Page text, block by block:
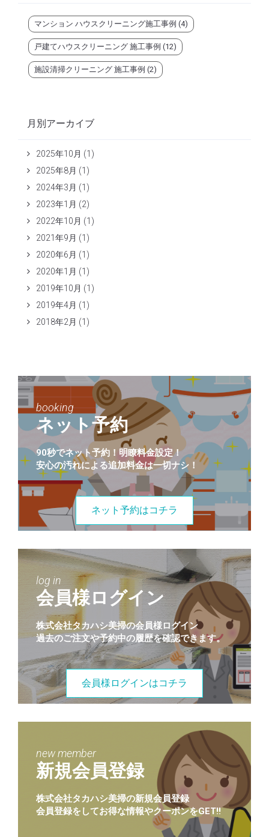
マンション ハウスクリーニング施工事例 (4)
戸建てハウスクリーニング 施工事例 (12)
施設清掃クリーニング 施工事例 (2)
月別アーカイブ
2025年10月 (1)
2025年8月 (1)
2024年3月 (1)
2023年1月 (2)
2022年10月 (1)
2021年9月 (1)
2020年6月 (1)
2020年1月 (1)
2019年10月 (1)
2019年4月 (1)
2018年2月 (1)
booking
ネット予約
90秒でネット予約！明瞭料金設定！
安心の汚れによる追加料金は一切ナシ！
ネット予約はコチラ
log in
会員様ログイン
株式会社タカハシ美掃の会員様ログイン
過去のご注文や予約中の履歴を確認できます。
会員様ログインはコチラ
new member
新規会員登録
株式会社タカハシ美掃の新規会員登録
会員登録をしてお得な情報やクーポンをGET!!